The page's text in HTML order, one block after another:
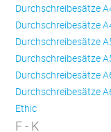
Durchschreibesätze
Durchschreibesätze
Durchschreibesätze
Durchschreibesätze
Durchschreibesätze
Durchschreibesätze
Ethic
F - K